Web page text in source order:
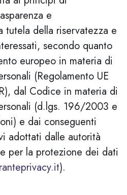
e
tutela della riservatezza e
secondo quanto
europeo in materia di
(Regolamento UE
dal Codice in materia di
(d.lgs. 196/2003 e
e dai conseguenti
adottati dalle autorità
per la protezione dei dati
).